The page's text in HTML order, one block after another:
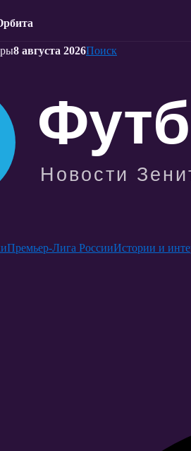
8 августа 2026Поиск
Премьер-Лига РоссииИстории и